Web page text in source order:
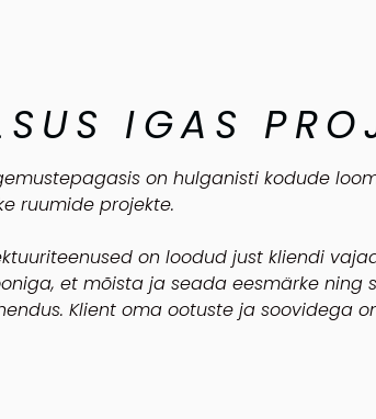
IGAS
on hulganisti kodude
ruumide projekte.
on loodud just kliendi
et mõista ja seada eesmärke ning
Klient oma ootuste ja soovidega